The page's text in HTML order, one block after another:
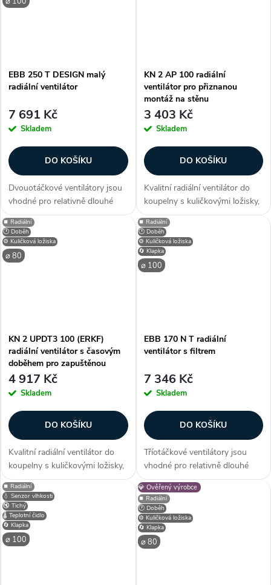
EBB 250 T DESIGN malý
radiální ventilátor
7 691 Kč
Skladem
DO KOŠÍKU
Dvouotáčkové ventilátory jsou
vhodné pro relativně dlouhé
vzduchovody s větší tlakovou
ztrátou nebo k odvětrání přímo
přes stěnu. Ventilátory lze
použít pro větrání v bytové...
KN 2 AP 100 radiální
ventilátor pro přiznanou
montáž na stěnu
3 403 Kč
Skladem
DO KOŠÍKU
Kvalitní radiální ventilátor do
koupelny s kuličkovými ložisky,
zpětnou klapkou, zabudovaným
filtrem, vhodný k montáži na
stěnu. Zákazníci často
dokupují...
🕐 Doběh
⚙️ Kuličková ložiska
⌀ 80
⏹️ Radiální
KN 2 UPDT3 100 (ERKF)
radiální ventilátor s časovým
doběhem pro zapuštěnou
montáž do stropu
4 917 Kč
Skladem
DO KOŠÍKU
Kvalitní radiální ventilátor do
koupelny s kuličkovými ložisky,
zpětnou klapkou, zabudovaným
filtrem, časovým doběhem,
vhodný k montáži do stropu
(podhledu). Zákazníci často...
🕐 Doběh
⚙️ Kuličková ložiska
⌀ 100
⏹️ Radiální
🔄 Klapka
EBB 170 N T radiální
ventilátor s filtrem
7 346 Kč
Skladem
DO KOŠÍKU
Tříotáčkové ventilátory jsou
vhodné pro relativně dlouhé
vzduchovody s větší tlakovou
ztrátou nebo k odvětrání přímo
přes stěnu. Ventilátory lze
použít pro větrání v bytové...
💧 Senzor vlhkosti
🔇 Tichý
⌀ 100
⏹️ Radiální
🌡️ Teplotní čidlo
🔄 Klapka
🕐 Doběh
⚙️ Kuličková ložiska
⌀ 80
💎 Ověřený výrobce
⏹️ Radiální
🔄 Klapka